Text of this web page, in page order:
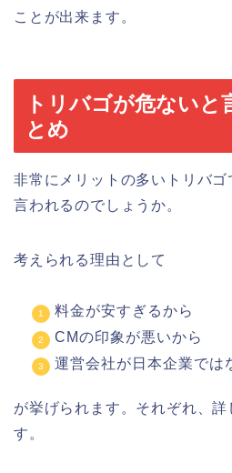
ことが出来ます。
トリバゴが危ないと
とめ
非常にメリットの多いトリバゴ
言われるのでしょうか。
考えられる理由として
料金が安すぎるから
CMの印象が悪いから
運営会社が日本企業では
が挙げられます。それぞれ、詳
す。